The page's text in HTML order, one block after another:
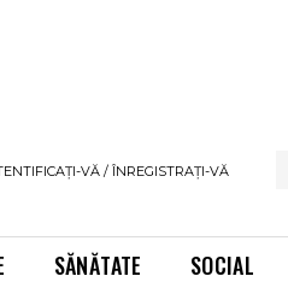
VĂ / ÎNREGISTRAȚI-VĂ
SĂNĂTATE SOCIAL